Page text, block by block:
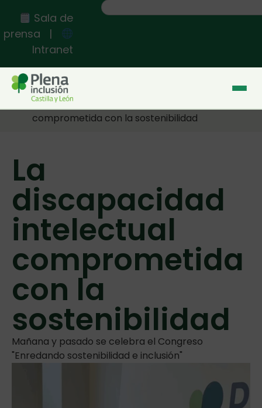
Sala de
prensa |
Intranet
Inicio >> La discapacidad intelectual
comprometida con la sostenibilidad
La
discapacidad
intelectual
comprometida
con la
sostenibilidad
Mañana y pasado se celebra el Congreso
"Enredando sostenibilidad e inclusión"